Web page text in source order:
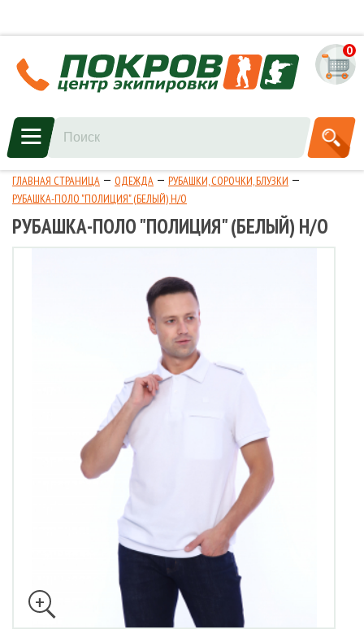
0
ГЛАВНАЯ СТРАНИЦА ОДЕЖДА
РУБАШКИ, СОРОЧКИ, БЛУЗКИ
РУБАШКА-ПОЛО "ПОЛИЦИЯ" (БЕЛЫЙ) Н/О
РУБАШКА-ПОЛО "ПОЛИЦИЯ" (БЕЛЫЙ) Н/О